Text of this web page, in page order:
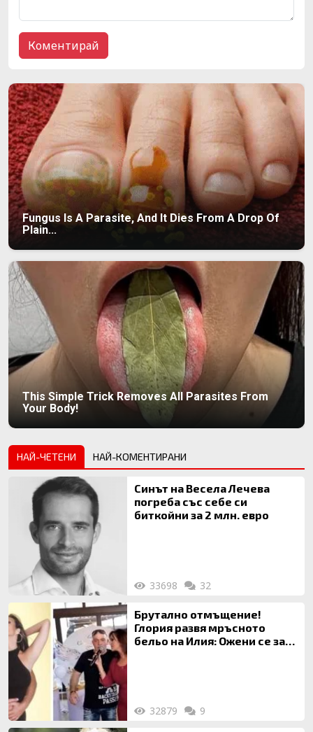
Fungus Is A Parasite, And It Dies From A Drop Of
Plain...
This Simple Trick Removes All Parasites From
Your Body!
НАЙ-ЧЕТЕНИ НАЙ-КОМЕНТИРАНИ
Синът на Весела Лечева
погреба със себе си
биткойни за 2 млн. евро
33698 32
Брутално отмъщение!
Глория развя мръсното
бельо на Илия: Ожени се за
32879 9